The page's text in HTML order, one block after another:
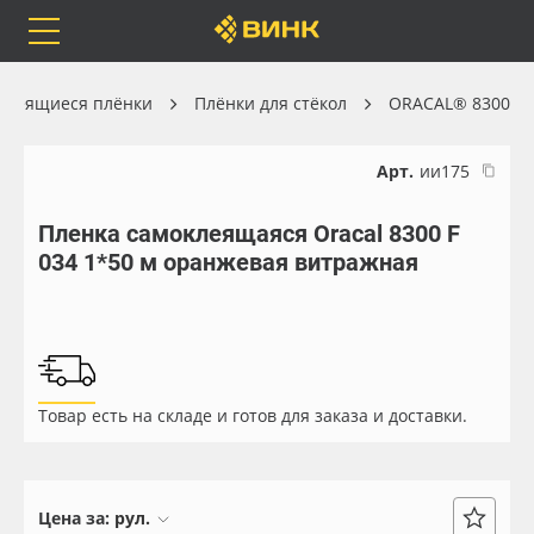
Каталог
Бренды
Доставка
Весь каталог
Самоклеящиеся плёнки
Листовые материалы
плёнки Плёнки для стёкол ORACAL® 8300
Арт. ии175
Пленка самоклеящаяся Oracal 8300 F
034 1*50 м оранжевая витражная
Товар есть на складе и готов для заказа и доставки.
Цена за: рул.